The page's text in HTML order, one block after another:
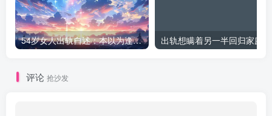
54岁女人出轨自述：本以为逢场作戏
评论 抢沙发